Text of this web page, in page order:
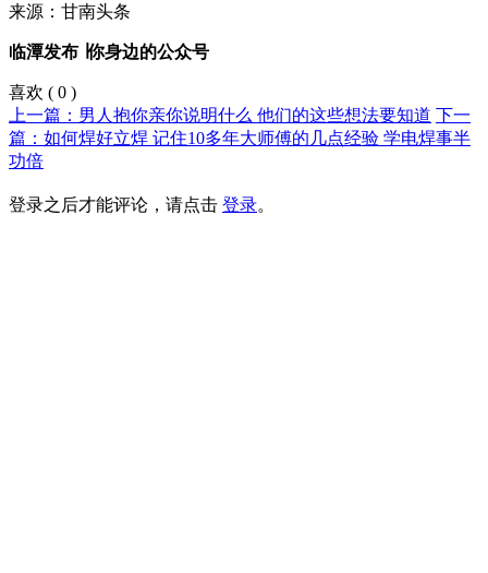
来源：甘南头条
临潭发布 ∣你身边的公众号
喜欢 ( 0 )
上一篇：男人抱你亲你说明什么 他们的这些想法要知道 下一
篇：如何焊好立焊 记住10多年大师傅的几点经验 学电焊事半
功倍
登录之后才能评论，请点击 登录。